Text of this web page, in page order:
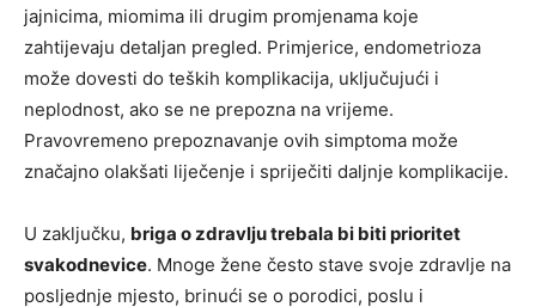
jajnicima, miomima ili drugim promjenama koje
zahtijevaju detaljan pregled. Primjerice, endometrioza
može dovesti do teških komplikacija, uključujući i
neplodnost, ako se ne prepozna na vrijeme.
Pravovremeno prepoznavanje ovih simptoma može
značajno olakšati liječenje i spriječiti daljnje komplikacije.
U zaključku, briga o zdravlju trebala bi biti prioritet
svakodnevice. Mnoge žene često stave svoje zdravlje na
posljednje mjesto, brinući se o porodici, poslu i